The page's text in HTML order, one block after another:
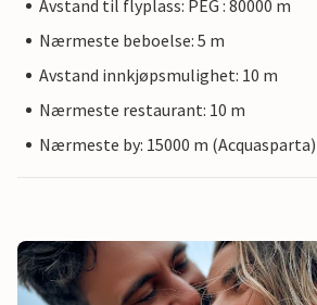
Avstand til flyplass: PEG : 80000 m
Nærmeste beboelse: 5 m
Avstand innkjøpsmulighet: 10 m
Nærmeste restaurant: 10 m
Nærmeste by: 15000 m (Acquasparta)